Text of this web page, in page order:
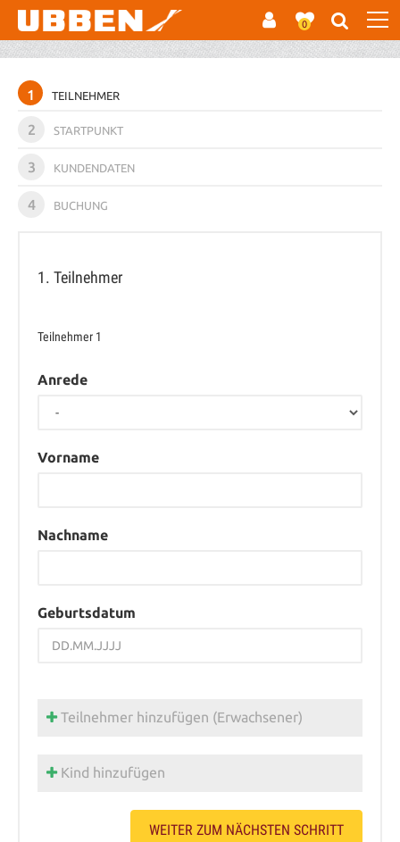
0
1 TEILNEHMER
2 STARTPUNKT
3 KUNDENDATEN
4 BUCHUNG
1. Teilnehmer
Teilnehmer 1
Anrede
Vorname
Nachname
Geburtsdatum
Teilnehmer hinzufügen (Erwachsener)
Kind hinzufügen
WEITER ZUM NÄCHSTEN SCHRITT